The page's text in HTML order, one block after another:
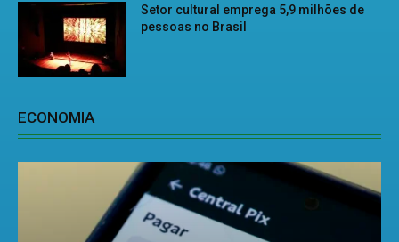
Setor cultural emprega 5,9 milhões de
pessoas no Brasil
ECONOMIA